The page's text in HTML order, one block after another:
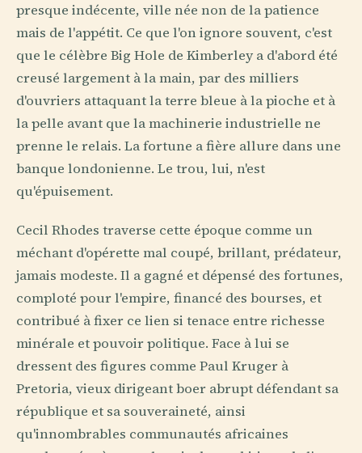
presque indécente, ville née non de la patience
mais de l'appétit. Ce que l'on ignore souvent, c'est
que le célèbre Big Hole de Kimberley a d'abord été
creusé largement à la main, par des milliers
d'ouvriers attaquant la terre bleue à la pioche et à
la pelle avant que la machinerie industrielle ne
prenne le relais. La fortune a fière allure dans une
banque londonienne. Le trou, lui, n'est
qu'épuisement.
Cecil Rhodes traverse cette époque comme un
méchant d'opérette mal coupé, brillant, prédateur,
jamais modeste. Il a gagné et dépensé des fortunes,
comploté pour l'empire, financé des bourses, et
contribué à fixer ce lien si tenace entre richesse
minérale et pouvoir politique. Face à lui se
dressent des figures comme Paul Kruger à
Pretoria, vieux dirigeant boer abrupt défendant sa
république et sa souveraineté, ainsi
qu'innombrables communautés africaines